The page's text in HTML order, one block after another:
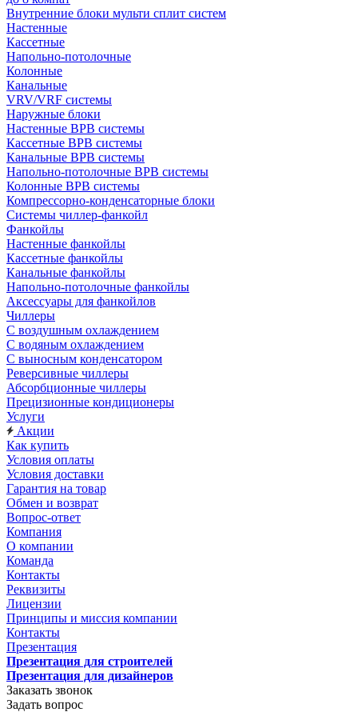
Внутренние блоки мульти сплит систем
Настенные
Кассетные
Напольно-потолочные
Колонные
Канальные
VRV/VRF системы
Наружные блоки
Настенные ВРВ системы
Кассетные ВРВ системы
Канальные ВРВ системы
Напольно-потолочные ВРВ системы
Колонные ВРВ системы
Компрессорно-конденсаторные блоки
Системы чиллер-фанкойл
Фанкойлы
Настенные фанкойлы
Кассетные фанкойлы
Канальные фанкойлы
Напольно-потолочные фанкойлы
Аксессуары для фанкойлов
Чиллеры
С воздушным охлаждением
С водяным охлаждением
С выносным конденсатором
Реверсивные чиллеры
Абсорбционные чиллеры
Прецизионные кондиционеры
Услуги
Акции
Как купить
Условия оплаты
Условия доставки
Гарантия на товар
Обмен и возврат
Вопрос-ответ
Компания
О компании
Команда
Контакты
Реквизиты
Лицензии
Принципы и миссия компании
Контакты
Презентация
Презентация для строителей
Презентация для дизайнеров
Заказать звонок
Задать вопрос